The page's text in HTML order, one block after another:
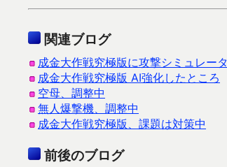
関連ブログ
成金大作戦究極版に攻撃シミュレー
成金大作戦究極版 AI強化したところ
空母、調整中
無人爆撃機、調整中
成金大作戦究極版、課題は対策中
前後のブログ